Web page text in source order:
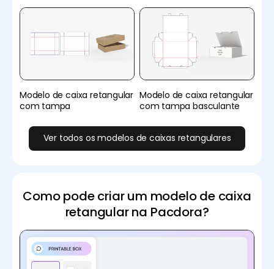
Modelo de caixa retangular
com tampa
Modelo de caixa retangular
com tampa basculante
Ver todos os modelos de caixas retangulares
Como pode criar um modelo de caixa
retangular na Pacdora?